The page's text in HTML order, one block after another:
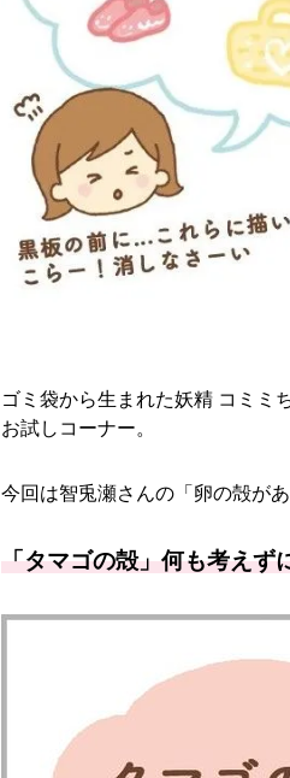
ゴミ袋から生まれた妖精 コミミ
お試しコーナー。
今回は智兎瀬さんの「卵の殻が
「タマゴの殻」何も考え